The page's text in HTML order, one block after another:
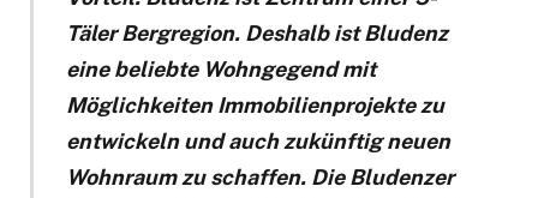
Täler Bergregion. Deshalb ist Bludenz
eine beliebte Wohngegend mit
Möglichkeiten Immobilienprojekte zu
entwickeln und auch zukünftig neuen
Wohnraum zu schaffen. Die Bludenzer